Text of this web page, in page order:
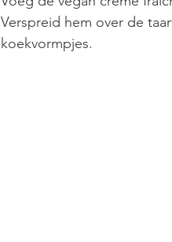
Verspreid hem over de
koekvormpjes.